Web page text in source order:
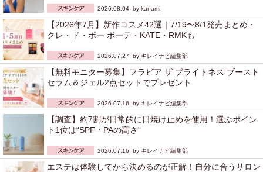
2026.08.04 by kanami
【2026年7月】新作コスメ42選｜7/19〜8/1発売まとめ・
クレ・ド・ポー ボーテ・KATE・RMKも
2026.07.27 by キレイナビ編集部
【無料モニター募集】フラビア ザ ブライトネス ブースト
セラム＆ジェル2点セットでプレゼント
2026.07.16 by キレイナビ編集部
【調査】約7割が日常的に日焼け止めを使用！選ぶポイン
ト1位は“SPF・PAの高さ”
2026.07.16 by キレイナビ編集部
エステは体験してから決めるのが正解！自分に合うサロン